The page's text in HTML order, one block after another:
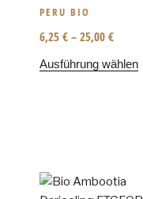
PERU BIO
6,25 € – 25,00 €
Ausführung wählen